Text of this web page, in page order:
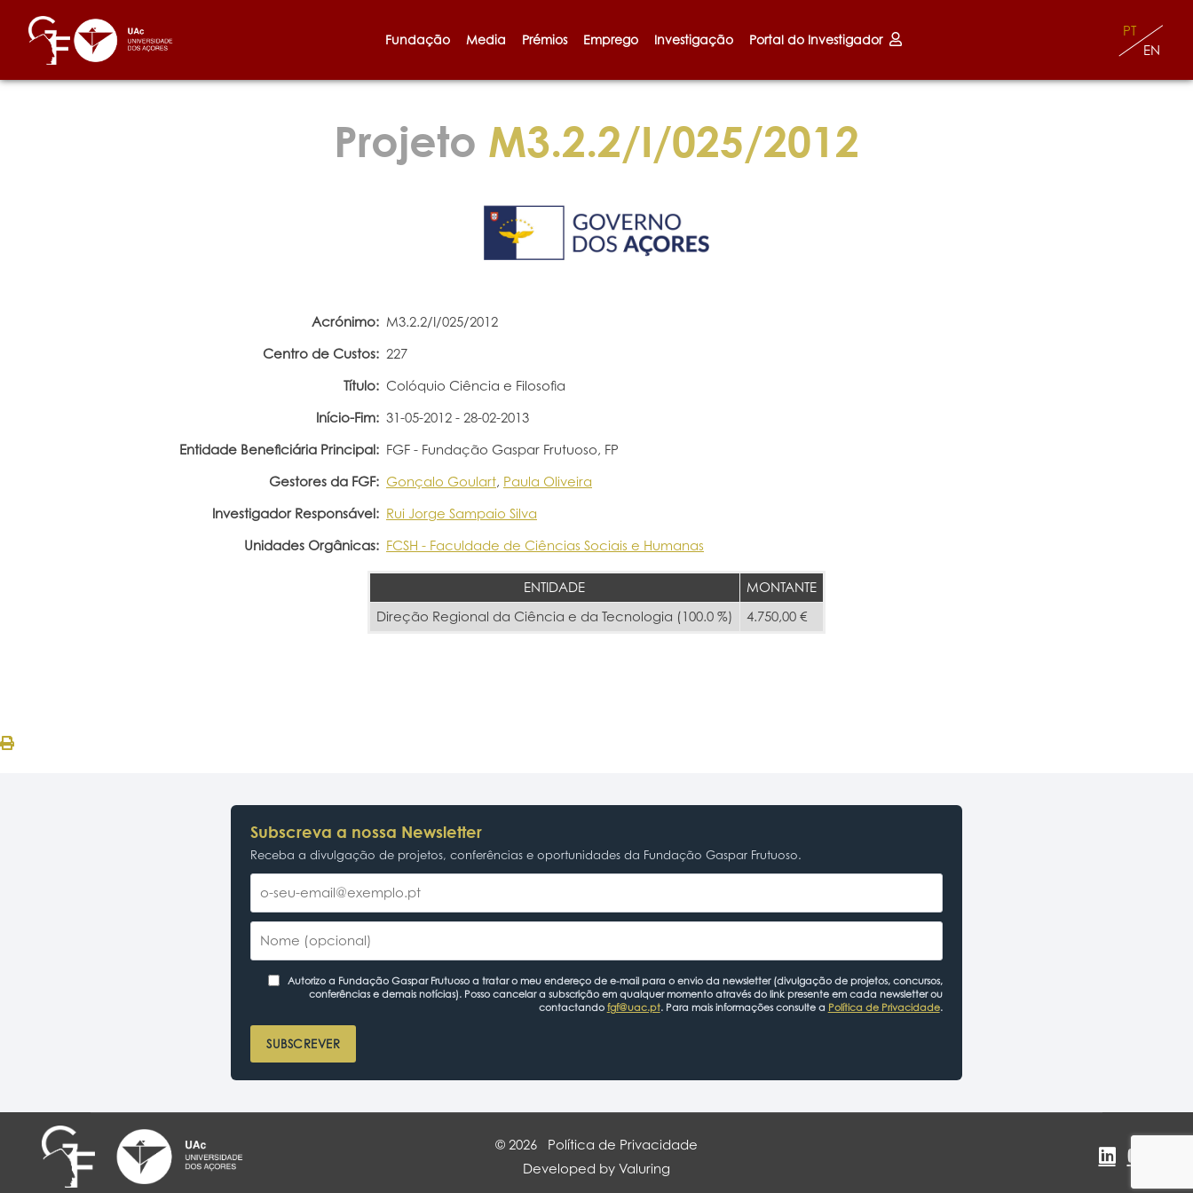
Fundação Media Prémios Emprego Investigação Portal do Investigador
EN
PT
Projeto M3.2.2/I/025/2012
Acrónimo: M3.2.2/I/025/2012
Centro de Custos: 227
Título: Colóquio Ciência e Filosofia
Início-Fim: 31-05-2012 - 28-02-2013
Entidade Beneficiária Principal: FGF - Fundação Gaspar Frutuoso, FP
Gestores da FGF: Gonçalo Goulart, Paula Oliveira
Investigador Responsável: Rui Jorge Sampaio Silva
Unidades Orgânicas: FCSH - Faculdade de Ciências Sociais e Humanas
ENTIDADE
MONTANTE
Direção Regional da Ciência e da Tecnologia (100.0 %)
4.750,00 €
Subscreva a nossa Newsletter
Receba a divulgação de projetos, conferências e oportunidades da Fundação Gaspar Frutuoso.
Autorizo a Fundação Gaspar Frutuoso a tratar o meu endereço de e-mail para o envio da newsletter (divulgação de projetos, concursos,
conferências e demais notícias). Posso cancelar a subscrição em qualquer momento através do link presente em cada newsletter ou
contactando fgf@uac.pt. Para mais informações consulte a Política de Privacidade.
SUBSCREVER
© 2026 Política de Privacidade
Developed by Valuring